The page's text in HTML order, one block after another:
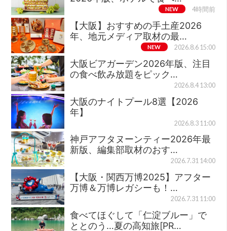
NEW 4時間前
【大阪】おすすめの手土産2026
年、地元メディア取材の最…
NEW 2026.8.6 15:00
大阪ビアガーデン2026年版、注目
の食べ飲み放題をピック…
2026.8.4 13:00
大阪のナイトプール8選【2026
年】
2026.8.3 11:00
神戸アフタヌーンティー2026年最
新版、編集部取材のおす…
2026.7.31 14:00
【大阪・関西万博2025】アフター
万博＆万博レガシーも！…
2026.7.31 11:00
食べてほぐして「仁淀ブルー」で
ととのう…夏の高知旅[PR…